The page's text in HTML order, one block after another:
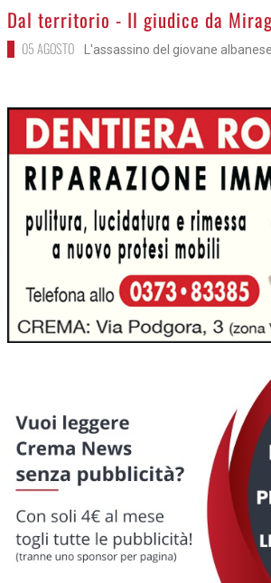
>
Dal territorio - Il giudice da
05 AGOSTO L'assassino del giovane